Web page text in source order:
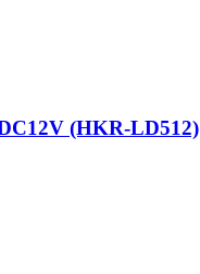
(HKR-LD512)